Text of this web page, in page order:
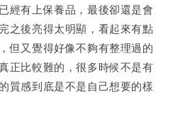
經有上保養品，最後卻還是會
之後亮得太明顯，看起來有點
但又覺得好像不夠有整理過的
正比較難的，很多時候不是有
質感到底是不是自己想要的樣